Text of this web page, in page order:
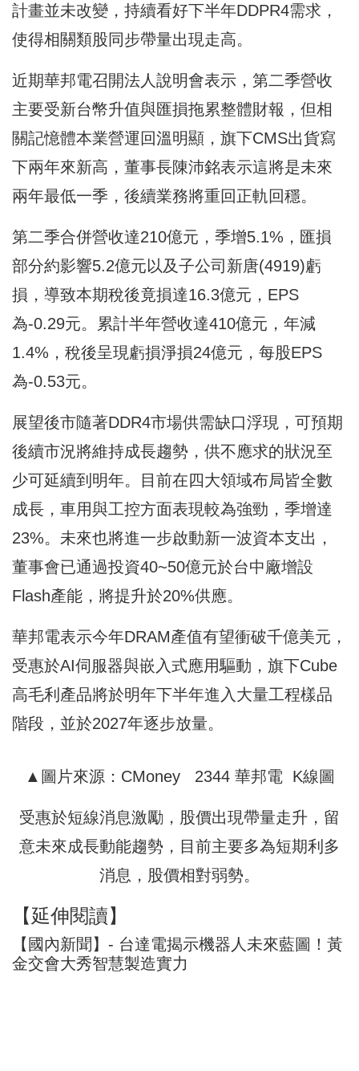
計畫並未改變，持續看好下半年DDPR4需求，
使得相關類股同步帶量出現走高。
近期華邦電召開法人說明會表示，第二季營收
主要受新台幣升值與匯損拖累整體財報，但相
關記憶體本業營運回溫明顯，旗下CMS出貨寫
下兩年來新高，董事長陳沛銘表示這將是未來
兩年最低一季，後續業務將重回正軌回穩。
第二季合併營收達210億元，季增5.1%，匯損
部分約影響5.2億元以及子公司新唐(4919)虧
損，導致本期稅後竟損達16.3億元，EPS
為-0.29元。累計半年營收達410億元，年減
1.4%，稅後呈現虧損淨損24億元，每股EPS
為-0.53元。
展望後市隨著DDR4市場供需缺口浮現，可預期
後續市況將維持成長趨勢，供不應求的狀況至
少可延續到明年。目前在四大領域布局皆全數
成長，車用與工控方面表現較為強勁，季增達
23%。未來也將進一步啟動新一波資本支出，
董事會已通過投資40~50億元於台中廠增設
Flash產能，將提升於20%供應。
華邦電表示今年DRAM產值有望衝破千億美元，
受惠於AI伺服器與嵌入式應用驅動，旗下Cube
高毛利產品將於明年下半年進入大量工程樣品
階段，並於2027年逐步放量。
▲圖片來源：CMoney 2344 華邦電 K線圖
受惠於短線消息激勵，股價出現帶量走升，留
意未來成長動能趨勢，目前主要多為短期利多
消息，股價相對弱勢。
【延伸閱讀】
【國內新聞】- 台達電揭示機器人未來藍圖！黃
金交會大秀智慧製造實力